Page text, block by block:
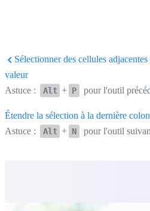
Sélectionner des cellules
valeur
Astuce :
Alt + P pour l'outil
Étendre la sélection à la dernière
Astuce :
Alt + N pour l'outil